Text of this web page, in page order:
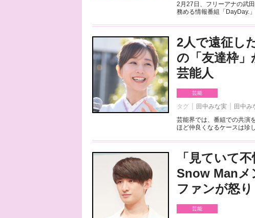
2月27日、フリーアナの武
務める情報番組「DayDay.
2人で遠征し
の「友達枠
芸能人
芸能
タグ 田中みな実 田中
芸能界では、番組での共演
ほど仲良くなるケースは珍
「見ていて
Snow Manメ
ファンが怒り
芸能